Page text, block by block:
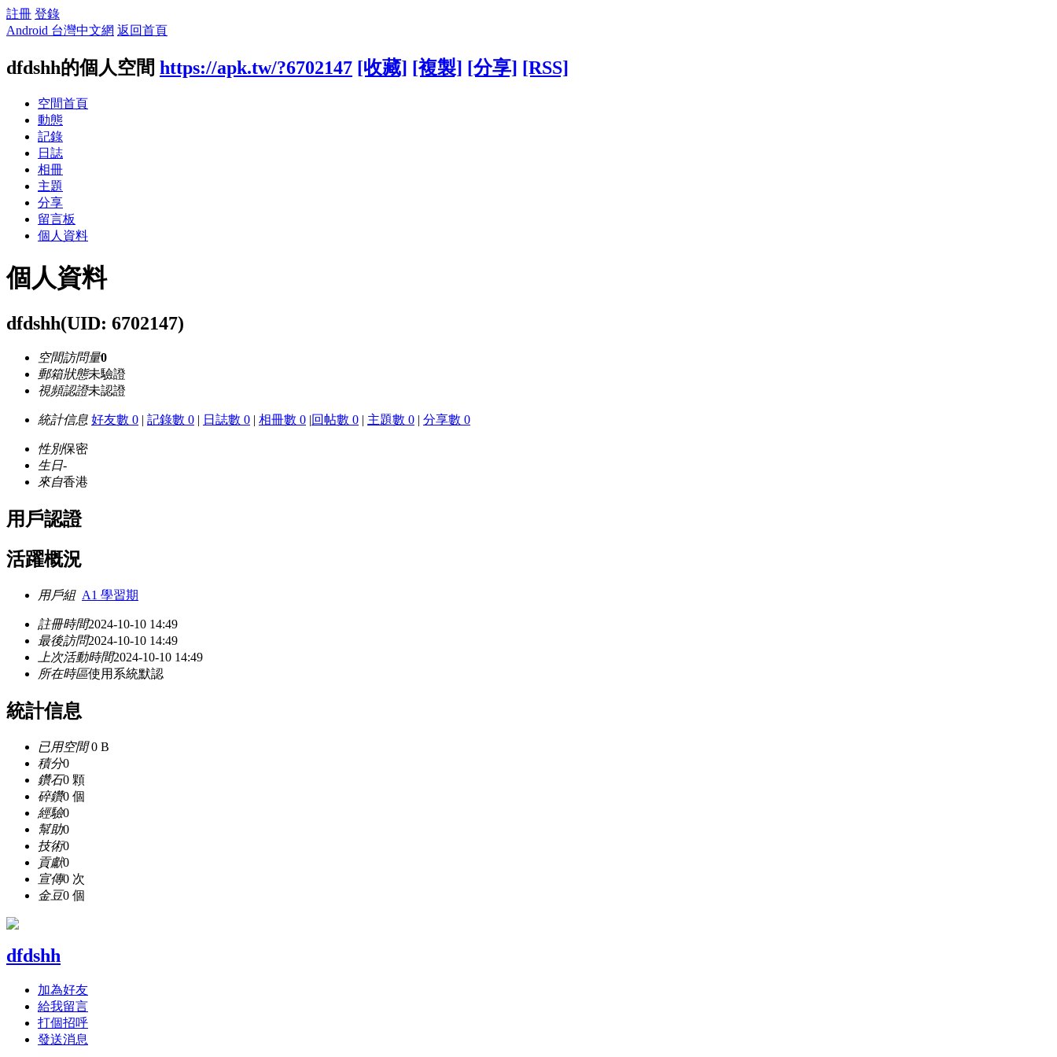
註冊 登錄
Android 台灣中文網 返回首頁
dfdshh的個人空間 https://apk.tw/?6702147 [收藏] [複製] [分享] [RSS]
空間首頁
動態
記錄
日誌
相冊
主題
分享
留言板
個人資料
個人資料
dfdshh(UID: 6702147)
空間訪問量0
郵箱狀態未驗證
視頻認證未認證
統計信息 好友數 0 | 記錄數 0 | 日誌數 0 | 相冊數 0 |回帖數 0 | 主題數 0 | 分享數 0
性別保密
生日-
來自香港
用戶認證
活躍概況
用戶組 A1 學習期
註冊時間2024-10-10 14:49
最後訪問2024-10-10 14:49
上次活動時間2024-10-10 14:49
所在時區使用系統默認
統計信息
已用空間0 B
積分0
鑽石0 顆
碎鑽0 個
經驗0
幫助0
技術0
貢獻0
宣傳0 次
金豆0 個
dfdshh
加為好友
給我留言
打個招呼
發送消息